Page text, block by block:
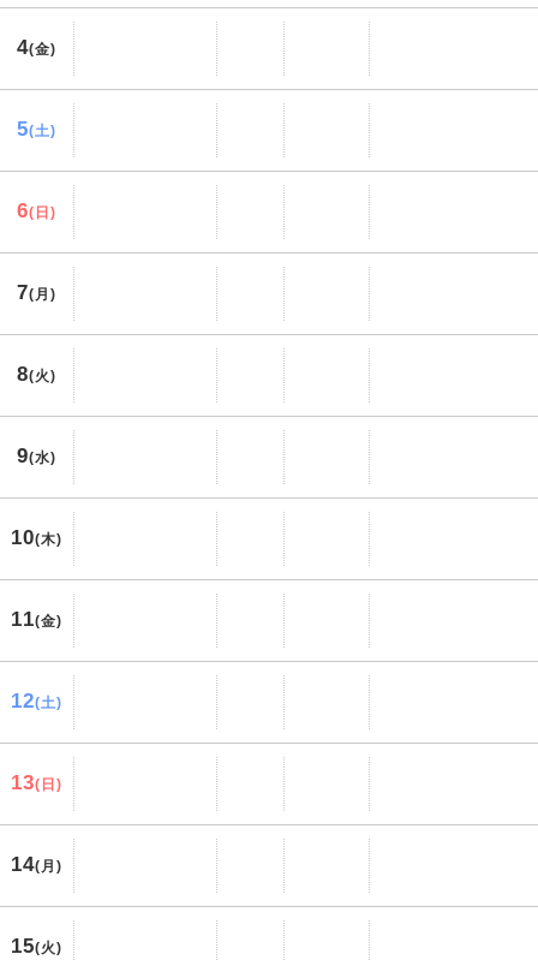
4(金)
5(土)
6(日)
7(月)
8(火)
9(水)
10(木)
11(金)
12(土)
13(日)
14(月)
15(火)